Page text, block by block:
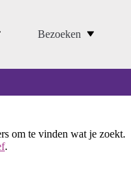
Bezoeken
om te vinden wat je zoekt.
.